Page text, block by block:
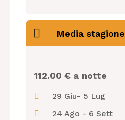
Media stagione
112.00 € a notte
29 Giu- 5 Lug
24 Ago - 6 Sett